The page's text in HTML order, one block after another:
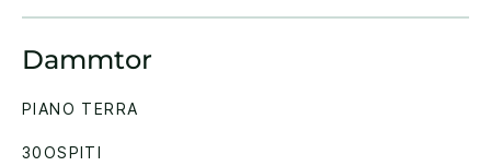
Dammtor
PIANO TERRA
30OSPITI